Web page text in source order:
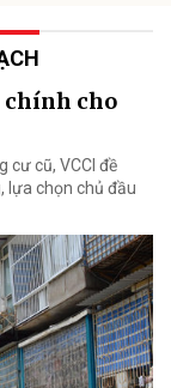
chính cho
cư cũ, VCCI đề
lựa chọn chủ đầu